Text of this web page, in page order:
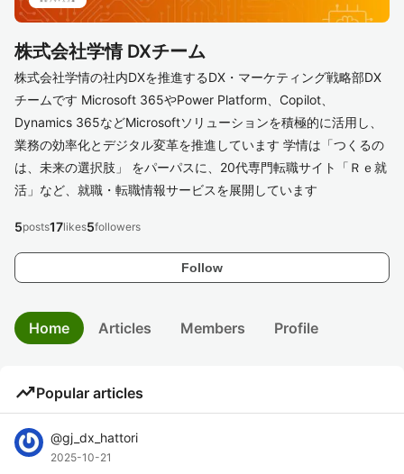
株式会社学情 DXチーム
株式会社学情の社内DXを推進するDX・マーケティング戦略部DX
チームです Microsoft 365やPower Platform、Copilot、
Dynamics 365などMicrosoftソリューションを積極的に活用し、
業務の効率化とデジタル変革を推進しています 学情は「つくるの
は、未来の選択肢」 をパーパスに、20代専門転職サイト「Ｒｅ就
活」など、就職・転職情報サービスを展開しています
Follow
5posts17likes5followers
Home Articles Members Profile
trending_upPopular articles
@gj_dx_hattori
2025-10-21